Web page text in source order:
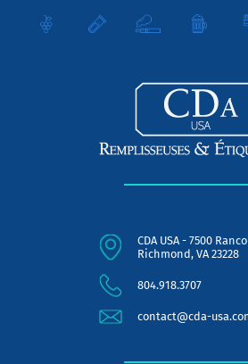
CDA USA - 7500
Richmond, VA 23228
804.918.3707
contact@cda-